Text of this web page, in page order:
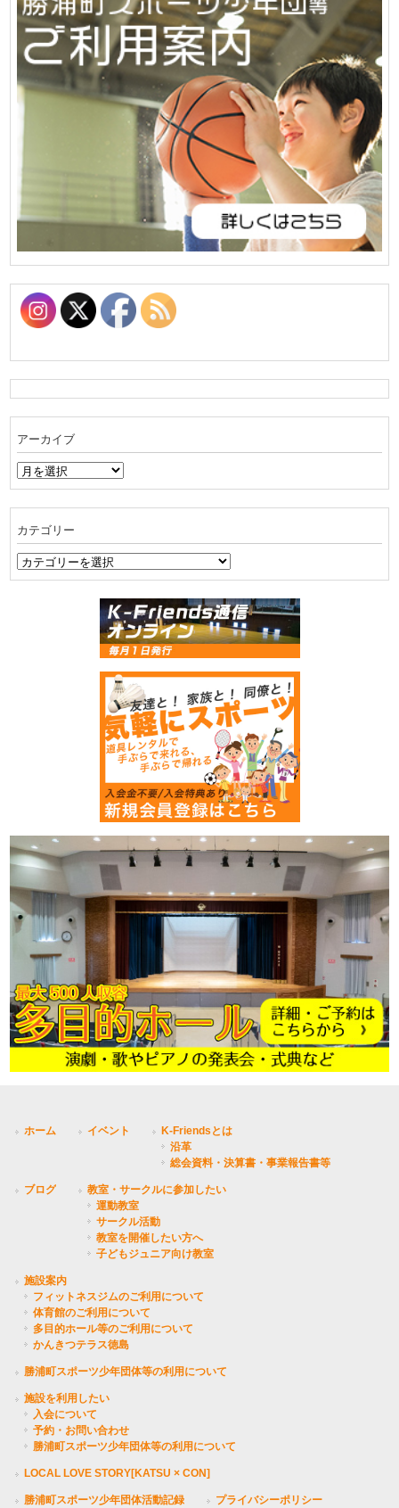
アーカイブ
ア
ー
ブ
カテゴリー
カ
テ
ホーム イベント
K-Friendsとは
沿革
総会資料・決算書・事業報告書等
ブログ
教室・サークルに参加したい
運動教室
サークル活動
教室を開催したい方へ
子どもジュニア向け教室
施設案内
フィットネスジムのご利用について
体育館のご利用について
多目的ホール等のご利用について
かんきつテラス徳島
勝浦町スポーツ少年団体等の利用について
施設を利用したい
入会について
予約・お問い合わせ
勝浦町スポーツ少年団体等の利用について
LOCAL LOVE STORY[KATSU × CON]
勝浦町スポーツ少年団体活動記録 プライバシーポリシー